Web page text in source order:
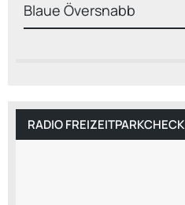
Blaue Översnabb
RADIO FREIZEITPARKCHECK